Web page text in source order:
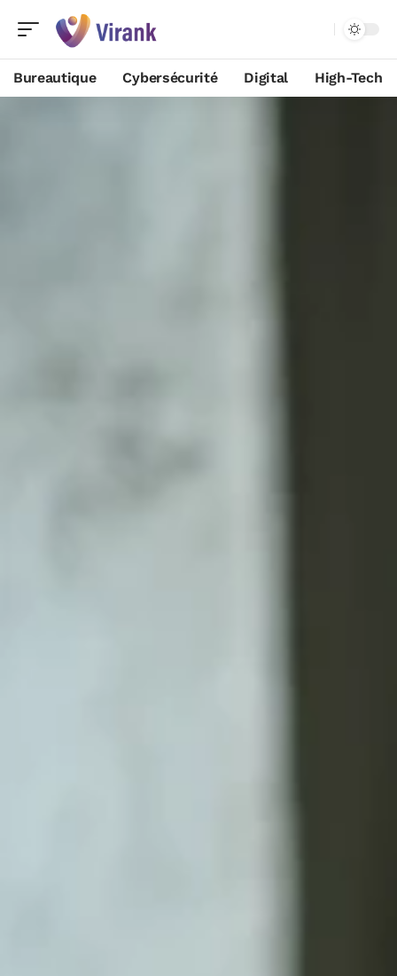
Bureautique Cybersécurité Digital High-Tech